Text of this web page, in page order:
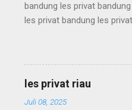
bandung les privat
les privat bandung les
les privat bandung les
bandung les privat
les privat bandung les
bandung les privat
les privat riau
Juli 08, 2025